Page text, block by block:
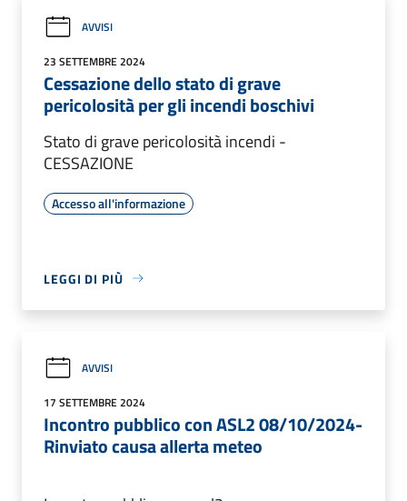
AVVISI
23 SETTEMBRE 2024
Cessazione dello stato di grave
pericolosità per gli incendi boschivi
Stato di grave pericolosità incendi -
CESSAZIONE
Accesso all'informazione
LEGGI DI PIÙ
AVVISI
17 SETTEMBRE 2024
Incontro pubblico con ASL2 08/10/2024-
Rinviato causa allerta meteo